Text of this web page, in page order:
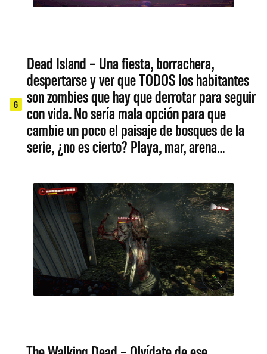
6
Dead Island – Una fiesta, borrachera,
despertarse y ver que TODOS los habitantes
son zombies que hay que derrotar para seguir
con vida. No sería mala opción para que
cambie un poco el paisaje de bosques de la
serie, ¿no es cierto? Playa, mar, arena…